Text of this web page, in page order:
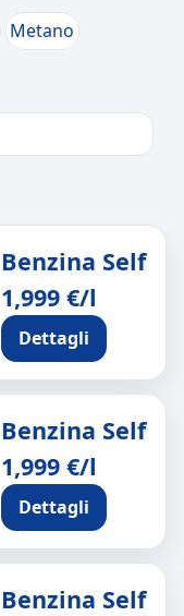
Metano
Benzina Self
1,999 €/l
Dettagli
Benzina Self
1,999 €/l
Dettagli
Benzina Self